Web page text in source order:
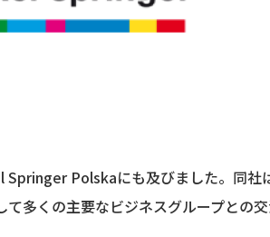
Polskaにも及びました。同社
多くの主要なビジネスグループとの交